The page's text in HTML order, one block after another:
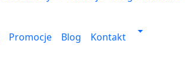
Promocje Blog Kontakt